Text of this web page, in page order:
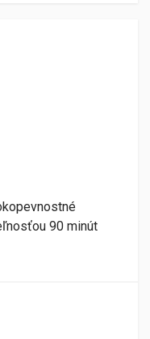
90 minút